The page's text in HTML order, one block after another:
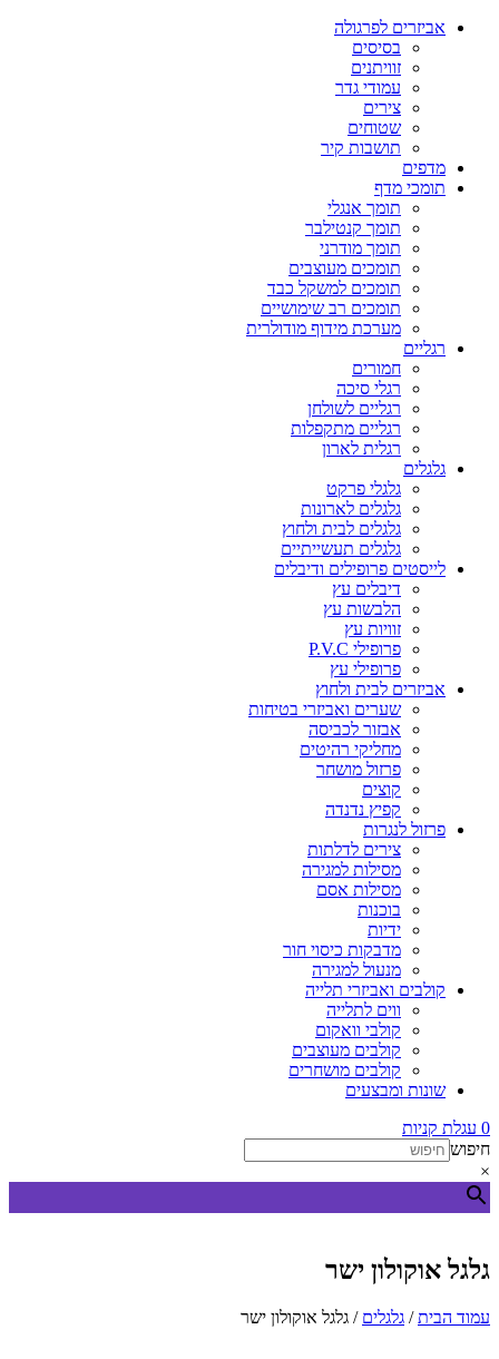
אביזרים לפרגולה
בסיסים
זוויתנים
עמודי גדר
צירים
שטוחים
תושבות קיר
מדפים
תומכי מדף
תומך אנגלי
תומך קנטילבר
תומך מודרני
תומכים מעוצבים
תומכים למשקל כבד
תומכים רב שימושיים
מערכת מידוף מודולרית
רגליים
חמורים
רגלי סיכה
רגליים לשולחן
רגליים מתקפלות
רגלית לארון
גלגלים
גלגלי פרקט
גלגלים לארונות
גלגלים לבית ולחוץ
גלגלים תעשייתיים
לייסטים פרופילים ודיבלים
דיבלים עץ
הלבשות עץ
זוויות עץ
פרופילי P.V.C
פרופילי עץ
אביזרים לבית ולחוץ
שערים ואביזרי בטיחות
אבזור לכביסה
מחליקי רהיטים
פרזול מושחר
קוצים
קפיץ נדנדה
פרזול לנגרות
צירים לדלתות
מסילות למגירה
מסילות אסם
בוכנות
ידיות
מדבקות כיסוי חור
מנעול למגירה
קולבים ואביזרי תלייה
ווים לתלייה
קולבי וואקום
קולבים מעוצבים
קולבים מושחרים
שונות ומבצעים
0 עגלת קניות
חיפוש
×
גלגל אוקולון ישר
עמוד הבית/ גלגלים / גלגל אוקולון ישר